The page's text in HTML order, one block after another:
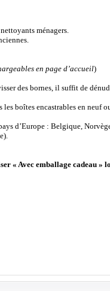
ménagers.
en page d’accueil)
des bornes, il suffit de
boîtes encastrables en neuf
d’Europe : Belgique,
« Avec emballage cadeau »